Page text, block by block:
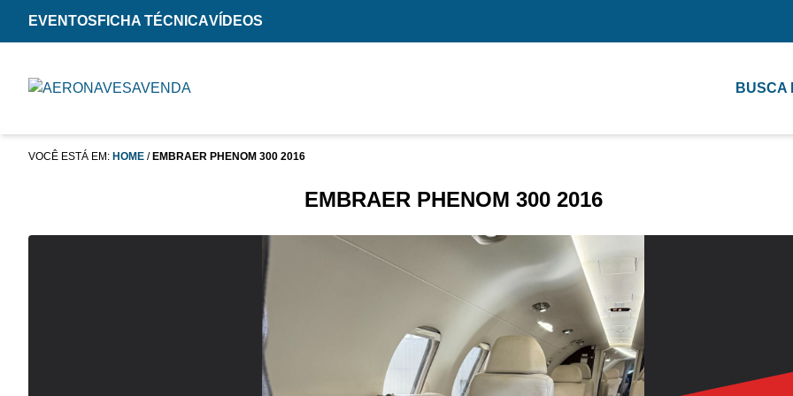
EVENTOS FICHA TÉCNICAVÍDEOS
BUSCA
VOCÊ ESTÁ EM: HOME / EMBRAER PHENOM 300 2016
EMBRAER PHENOM 300 2016